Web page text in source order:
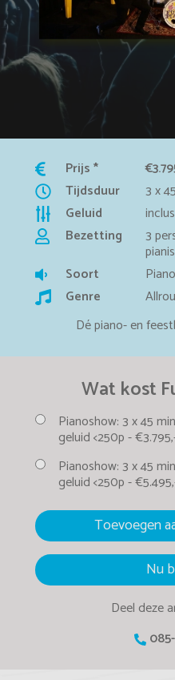
Prijs *
Tijdsduur
3 x
Geluid
Bezetting
3
Soort
Genre
Dé piano- en
Wat kost
Pianoshow: 3 x 45
geluid <250p -
Pianoshow: 3 x 45
geluid <250p -
Toevoegen
Nu
Deel deze